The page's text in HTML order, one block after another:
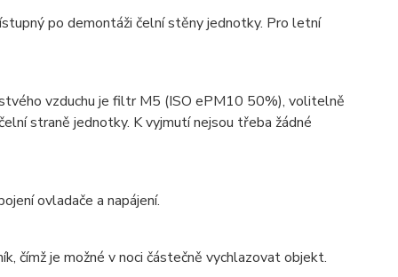
po demontáži čelní stěny jednotky. Pro letní
vzduchu je filtr M5 (ISO ePM10 50%), volitelně
straně jednotky. K vyjmutí nejsou třeba žádné
ovladače a napájení.
čímž je možné v noci částečně vychlazovat objekt.